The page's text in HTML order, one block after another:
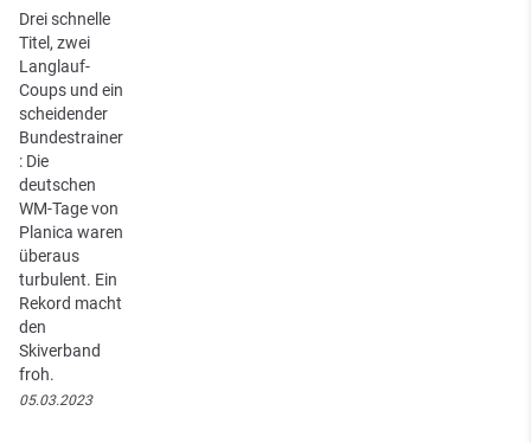
Drei schnelle
Titel, zwei
Langlauf-
Coups und ein
scheidender
Bundestrainer
: Die
deutschen
WM-Tage von
Planica waren
überaus
turbulent. Ein
Rekord macht
den
Skiverband
froh.
05.03.2023